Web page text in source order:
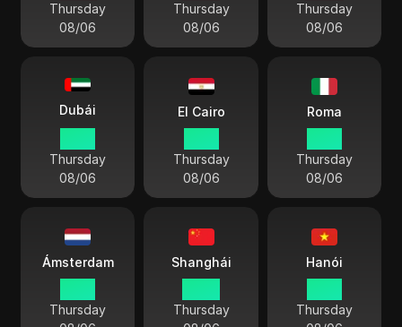
Thursday
08/06
Thursday
08/06
Thursday
08/06
Dubái
Thursday
08/06
El Cairo
Thursday
08/06
Roma
Thursday
08/06
Ámsterdam
Thursday
Shanghái
Thursday
Hanói
Thursday